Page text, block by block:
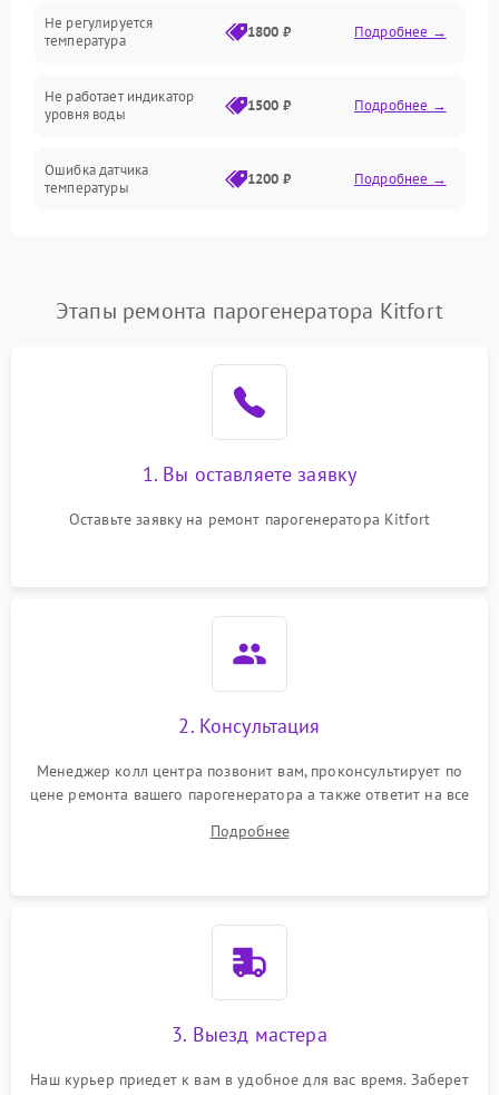
Не регулируется
температура
1800 ₽ Подробнее →
Не работает индикатор
уровня воды
1500 ₽ Подробнее →
Ошибка датчика
температуры
1200 ₽ Подробнее →
Ошибка платы управления Подробнее →
1200 ₽
Не подает пар 1800 ₽ Подробнее →
Этапы ремонта парогенератора Kitfort
1. Вы оставляете заявку
Оставьте заявку на ремонт парогенератора Kitfort
2. Консультация
Менеджер колл центра позвонит вам, проконсультирует по
цене ремонта вашего парогенератора а также ответит на все
Подробнее
3. Выезд мастера
Наш курьер приедет к вам в удобное для вас время. Заберет